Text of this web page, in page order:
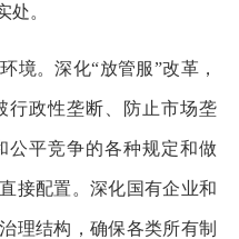
处。
。深化“放管服”改革，
行政性垄断、防止市场垄
公平竞争的各种规定和做
接配置。深化国有企业和
理结构，确保各类所有制